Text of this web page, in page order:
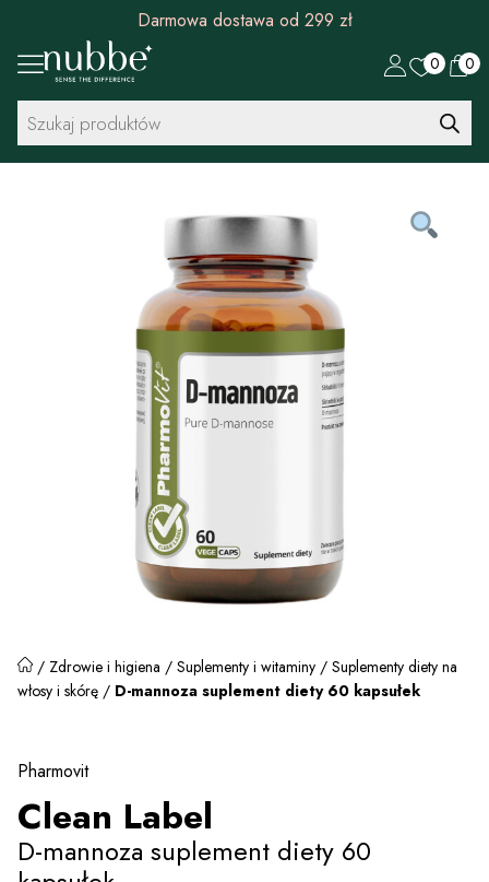
Darmowa dostawa od 299 zł
0 0
Wyszukiwarka
produktów
/ Zdrowie i higiena / Suplementy i witaminy / Suplementy diety na
włosy i skórę / D-mannoza suplement diety 60 kapsułek
Pharmovit
Clean Label
D-mannoza suplement diety 60